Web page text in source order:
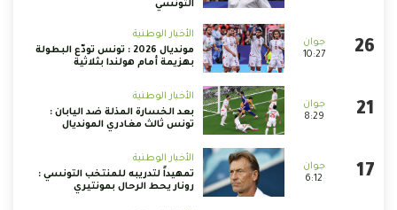
التونسي
10:27
الأخبار الوطنية
مونديال 2026 : تونس تودّع البطولة
بهزيمة أمام هولندا بثلاثية
8:29
الأخبار الوطنية
بعد الخسارة المذلة ضد اليابان :
تونس ثالث مغادري المونديال
6:12
الأخبار الوطنية
تمهيداً لتدريبه للمنتخب التونسي :
رونار يحط الرحال بمونتيري